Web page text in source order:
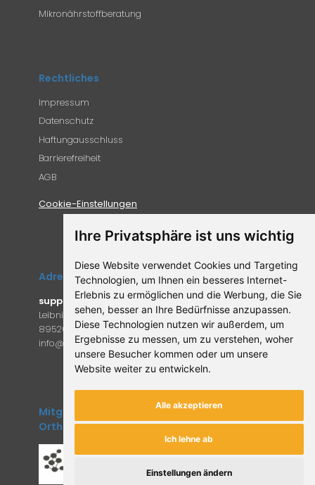
Ihre Privatsphäre ist uns wichtig
Diese Website verwendet Cookies und Targeting
Technologien, um Ihnen ein besseres Internet-
Erlebnis zu ermöglichen und die Werbung, die Sie
sehen, besser an Ihre Bedürfnisse anzupassen.
Diese Technologien nutzen wir außerdem, um
Ergebnisse zu messen, um zu verstehen, woher
unsere Besucher kommen oder um unsere
Website weiter zu entwickeln.
Alle akzeptieren
Ich lehne ab
Einstellungen ändern
Mikronährstoffberatung
Rechtliches
Impressum
Datenschutz
Haftungausschluss
Barrierefreiheit
AGB
Cookie-Einstellungen
Adresse
supplemento.de
Leibniz-Campus 9
89520 Heidenheim an der Brenz
info@supplemento.de
Mitglied des Forum
Orthomolekulare Medizin